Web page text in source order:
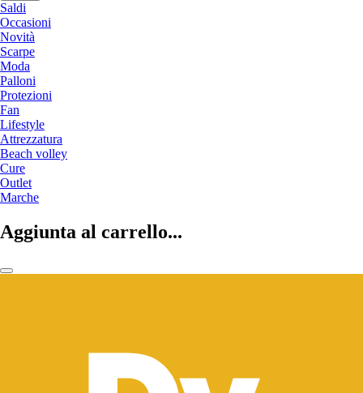
Saldi
Occasioni
Novità
Scarpe
Moda
Palloni
Protezioni
Fan
Lifestyle
Attrezzatura
Beach volley
Cure
Outlet
Marche
Aggiunta al carrello...